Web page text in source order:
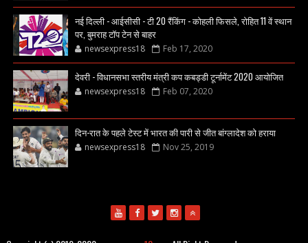
नई दिल्ली - आईसीसी - टी 20 रैंकिंग - कोहली फिसले, रोहित 11 वें स्थान
पर, बुमराह टॉप टेन से बाहर
newsexpress18 Feb 17, 2020
देवरी - विधानसभा स्तरीय मंत्री कप कबड्डी टूर्नामेंट 2020 आयोजित
newsexpress18 Feb 07, 2020
दिन-रात के पहले टेस्ट में भारत की पारी से जीत बांग्लादेश को हराया
newsexpress18 Nov 25, 2019